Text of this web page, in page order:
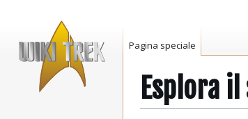
Esplora
Pagina speciale